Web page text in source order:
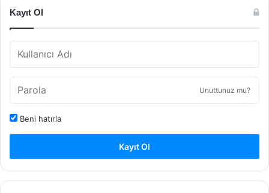
Kayıt Ol
Unuttunuz mu?
Beni hatırla
Kayıt Ol